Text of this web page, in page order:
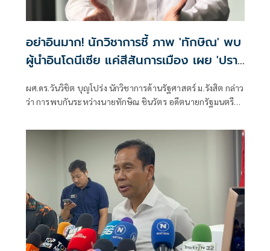
อย่าอินมาก! นักวิชาการชี้ ภาพ 'ทักษิณ' พบ
ผู้นำอินโดนีเซีย แค่สีสันการเมือง เผย 'ปรา
นานาชาติเข้าใจ นายกฯ-รัฐบาล ผู้มีอำนาจตัว
ผศ.ดร.วันวิชิต บุญโปร่ง นักวิชาการด้านรัฐศาสตร์ ม.รังสิต กล่าว
ว่า การพบกันระหว่างนายทักษิณ ชินวัตร อดีตนายกรัฐมนตรี
ผิดปกติ เพราะทั้งสองมีความสัมพันธ์ส่วนตัวที่สั่งสมมาเป็นเวลา
นาน ภาพที่ออกมา เป็นสีสันการเมืองเท่านั้น